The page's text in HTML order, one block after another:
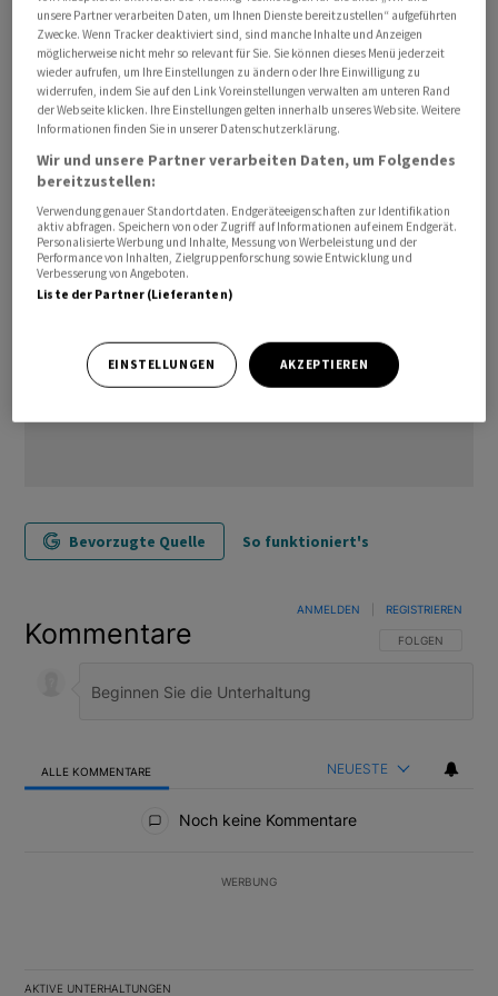
Gastronomie- und Gesundheitsbetriebe mit
Nahrungsmitteln und Non-Food-Artikeln.
sta/ra
(AWP)
Bevorzugte Quelle So funktioniert's
Kommentare FOLGE DIESER
FOLGEN
ANMELDEN REGISTRIEREN
ALLE KOMMENTARE NEUESTE
Noch keine Kommentare
WERBUNG
AKTIVE UNTERHALTUNGEN
unsere Partner verarbeiten Daten, um Ihnen Dienste bereitzustellen“ aufgeführten
Zwecke. Wenn Tracker deaktiviert sind, sind manche Inhalte und Anzeigen
möglicherweise nicht mehr so relevant für Sie. Sie können dieses Menü jederzeit
wieder aufrufen, um Ihre Einstellungen zu ändern oder Ihre Einwilligung zu
widerrufen, indem Sie auf den Link Voreinstellungen verwalten am unteren Rand
der Webseite klicken. Ihre Einstellungen gelten innerhalb unseres Website. Weitere
Informationen finden Sie in unserer Datenschutzerklärung.
Wir und unsere Partner verarbeiten Daten, um Folgendes
bereitzustellen:
Verwendung genauer Standortdaten. Endgeräteeigenschaften zur Identifikation
aktiv abfragen. Speichern von oder Zugriff auf Informationen auf einem Endgerät.
Personalisierte Werbung und Inhalte, Messung von Werbeleistung und der
Performance von Inhalten, Zielgruppenforschung sowie Entwicklung und
Verbesserung von Angeboten.
Liste der Partner (Lieferanten)
EINSTELLUNGEN AKZEPTIEREN